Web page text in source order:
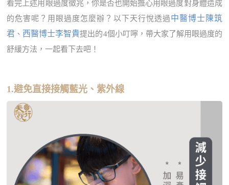
看完上述用眼過度徵兆，你是否也開始擔心用眼過度對身體造成
的危害呢？用眼過度怎麼辦？以下天行悅透過中醫博士陳筑
君 、 西醫博士李智貴提出的4個小叮嚀，帶大家了解用眼過度的
舒緩方法，一起看下去吧！
1.避免直接接觸藍光、紫外線